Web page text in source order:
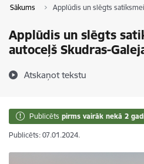
Sākums Applūdis un slēgts
Applūdis un slēgts
autoceļš Skudras-
Atskaņot tekstu
Publicēts pirms vairāk nekā 2
Publicēts: 07.01.2024.